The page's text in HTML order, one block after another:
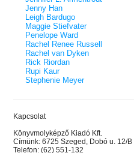
Jenny Han
Leigh Bardugo
Maggie Stiefvater
Penelope Ward
Rachel Renee Russell
Rachel van Dyken
Rick Riordan
Rupi Kaur
Stephenie Meyer
Kapcsolat
Könyvmolyképző Kiadó Kft.
Címünk: 6725 Szeged, Dobó u. 12/B
Telefon: (62) 551-132